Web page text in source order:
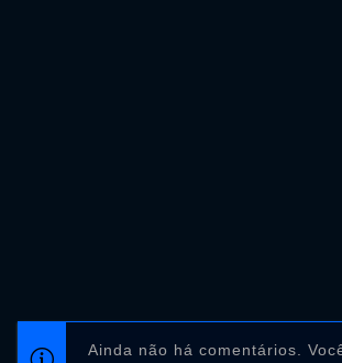
Ainda não há comentários.